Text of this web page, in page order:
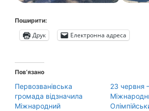
Поширити:
Друк Електронна адреса
Пов’язано
Первозванівська
громада відзначила
Міжнародний
23 червня